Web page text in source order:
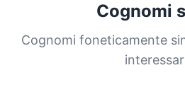
Cognomi
Cognomi foneticamente